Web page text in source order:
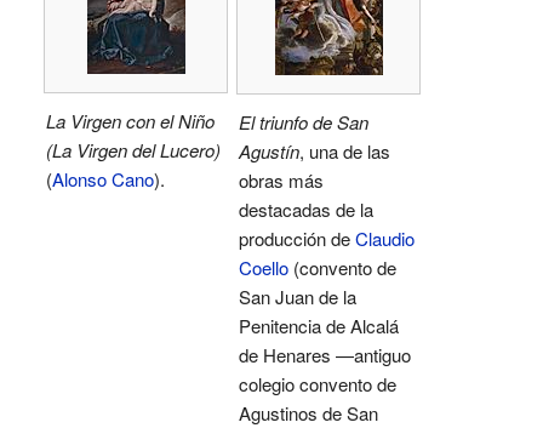
La Virgen con el Niño
(La Virgen del Lucero)
(Alonso Cano).
El triunfo de San
Agustín, una de las
obras más
destacadas de la
producción deClaudio
Coello (convento de
San Juan de la
Penitencia de Alcalá
de Henares —antiguo
colegio convento de
Agustinos de San